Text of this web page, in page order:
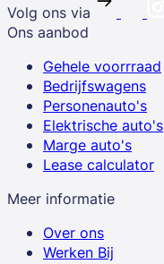
Volg ons via
Ons aanbod
Gehele voorrraad
Bedrijfswagens
Personenauto's
Elektrische auto's
Marge auto's
Lease calculator
Meer informatie
Over ons
Werken Bij